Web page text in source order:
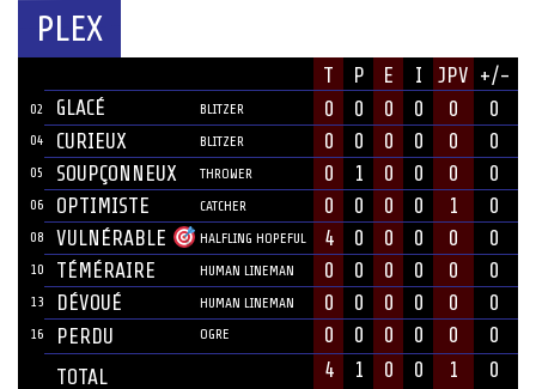
PLEX
T P E I JPV +/-
02 GLACÉ BLITZER 0 0 0 0 0 0
04 CURIEUX BLITZER 0 0 0 0 0 0
05 SOUPÇONNEUX THROWER 0 1 0 0 0 0
06 OPTIMISTE CATCHER 0 0 0 0 1 0
08 VULNÉRABLE HALFLING HOPEFUL 4 0 0 0 0 0
10 TÉMÉRAIRE HUMAN LINEMAN 0 0 0 0 0 0
13 DÉVOUÉ HUMAN LINEMAN 0 0 0 0 0 0
16 PERDU OGRE 0 0 0 0 0
0
TOTAL
4 1 0 0 1 0